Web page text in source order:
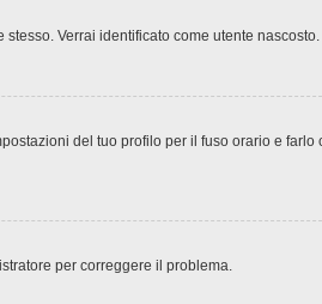
Verrai identificato come utente nascosto.
del tuo profilo per il fuso orario e
per correggere il problema.